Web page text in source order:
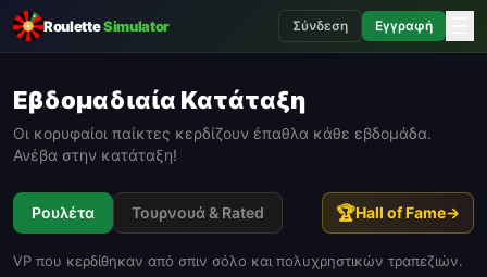
RouletteSimulator Σύνδεση Εγγραφή
Εβδομαδιαία Κατάταξη
Οι κορυφαίοι παίκτες κερδίζουν έπαθλα κάθε εβδομάδα.
Ανέβα στην κατάταξη!
Ρουλέτα Τουρνουά & Rated 🏆Hall of Fame→
VP που κερδίθηκαν από σπιν σόλο και πολυχρηστικών τραπεζιών.